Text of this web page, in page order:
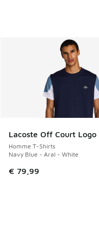
Lacoste Off Court Logo
Homme T-Shirts
Navy Blue - Aral - White
€ 79,99